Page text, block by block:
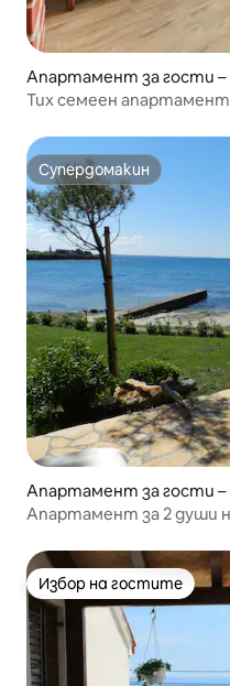
Апартамент за гости –
Тих семеен
Супердомакин
Супердомакин
Апартамент за гости –
Апартамент за 2 души
Избор на гостите
Избор на гостите